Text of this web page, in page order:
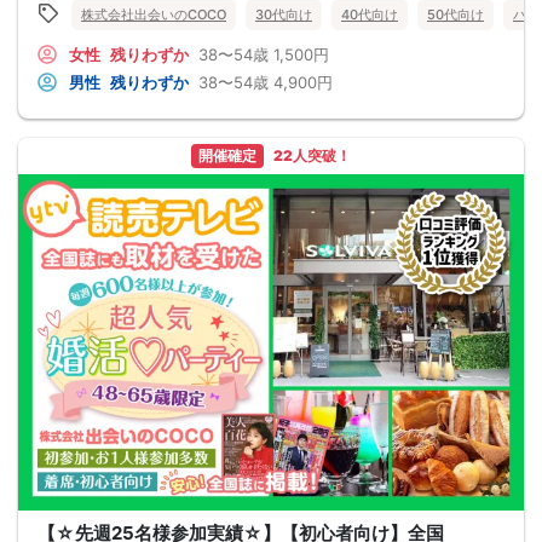
株式会社出会いのCOCO 30代向け 40代向け 50代向け バ
女性 残りわずか 38〜54歳 1,500円
男性 残りわずか 38〜54歳 4,900円
開催確定 22人突破！
【☆先週25名様参加実績☆】【初心者向け】全国